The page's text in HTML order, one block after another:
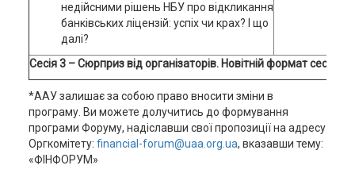
недійсними рішень НБУ про відкликання
банківських ліцензій: успіх чи крах? І що
далі?
Сесія 3 – Сюрприз від організаторів. Новітній формат сесії.
*ААУ залишає за собою право вносити зміни в
програму. Ви можете долучитись до формування
програми Форуму, надіславши свої пропозиції на адресу
Оргкомітету: financial-forum@uaa.org.ua, вказавши тему:
«ФІНФОРУМ»